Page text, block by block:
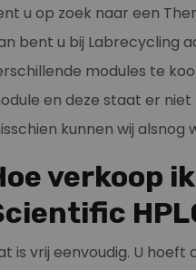
u op zoek naar een
bent u bij Labrecycling
modules te
en deze staat er niet
kunnen wij alsnog
verkoop
is vrij eenvoudig. U